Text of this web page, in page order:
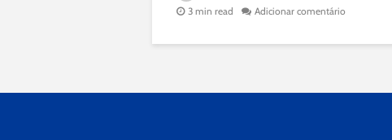
3 min read
Adicionar comentário